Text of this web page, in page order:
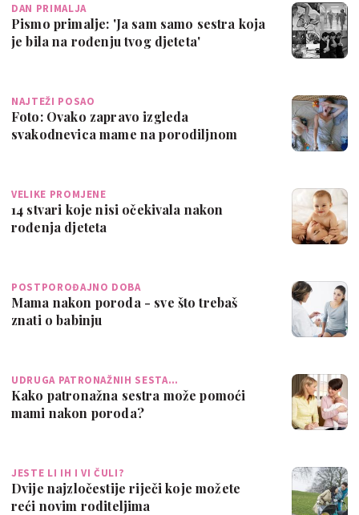
DAN PRIMALJA
Pismo primalje: 'Ja sam samo sestra koja
je bila na rođenju tvog djeteta'
NAJTEŽI POSAO
Foto: Ovako zapravo izgleda
svakodnevica mame na porodiljnom
VELIKE PROMJENE
14 stvari koje nisi očekivala nakon
rođenja djeteta
POSTPOROĐAJNO DOBA
Mama nakon poroda - sve što trebaš
znati o babinju
UDRUGA PATRONAŽNIH SESTA…
Kako patronažna sestra može pomoći
mami nakon poroda?
JESTE LI IH I VI ČULI?
Dvije najzločestije riječi koje možete
reći novim roditeljima